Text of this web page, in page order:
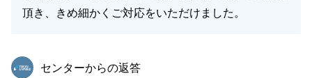
頂き、きめ細かくご対応をいただけました。
東急リバブル
センターからの返答